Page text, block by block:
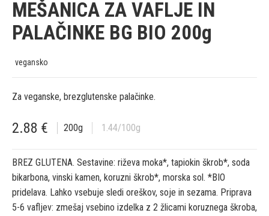
MEŠANICA ZA VAFLJE IN
PALAČINKE BG BIO 200g
vegansko
Za veganske, brezglutenske palačinke.
2.88 € 200g 1.44/100g
BREZ GLUTENA. Sestavine: riževa moka*, tapiokin škrob*, soda
bikarbona, vinski kamen, koruzni škrob*, morska sol. *BIO
pridelava. Lahko vsebuje sledi oreškov, soje in sezama. Priprava
5-6 vafljev: zmešaj vsebino izdelka z 2 žlicami koruznega škroba,